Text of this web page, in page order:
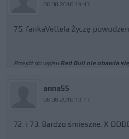
08.08.2010 19:47
75. fankaVettela Życzę
Przejdź do wpisu Red Bull nie obawia
anna55
08.08.2010 19:17
72. i 73. Bardzo śmieszne. X